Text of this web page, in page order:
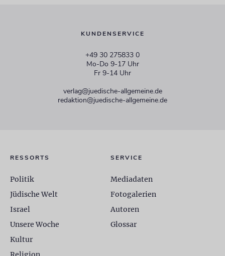
KUNDENSERVICE
+49 30 275833 0
Mo-Do 9-17 Uhr
Fr 9-14 Uhr
verlag@juedische-allgemeine.de
redaktion@juedische-allgemeine.de
RESSORTS
Politik
Jüdische Welt
Israel
Unsere Woche
Kultur
SERVICE
Mediadaten
Fotogalerien
Autoren
Glossar